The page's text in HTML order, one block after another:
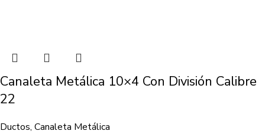
Canaleta Metálica 10×4 Con División Calibre
22
Ductos, Canaleta Metálica